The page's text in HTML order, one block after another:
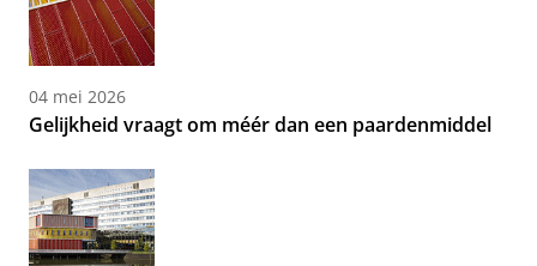
04 mei 2026
Gelijkheid vraagt om méér dan een paardenmiddel